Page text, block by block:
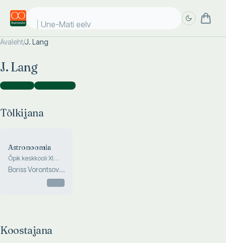
Une-Mati eelvii
Avaleht/J. Lang
J. Lang
Tõlkijana )Koostajana )
Tõlkijana
Astronoomia
Õpik keskkooli XI
klassile
Boriss Vorontsov-
Koostajana